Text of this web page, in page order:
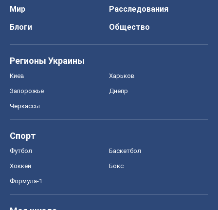
Мир
Расследования
Блоги
Общество
Регионы Украины
Киев Харьков
Запорожье Днепр
Черкассы
Спорт
Футбол Баскетбол
Хоккей Бокс
Формула-1